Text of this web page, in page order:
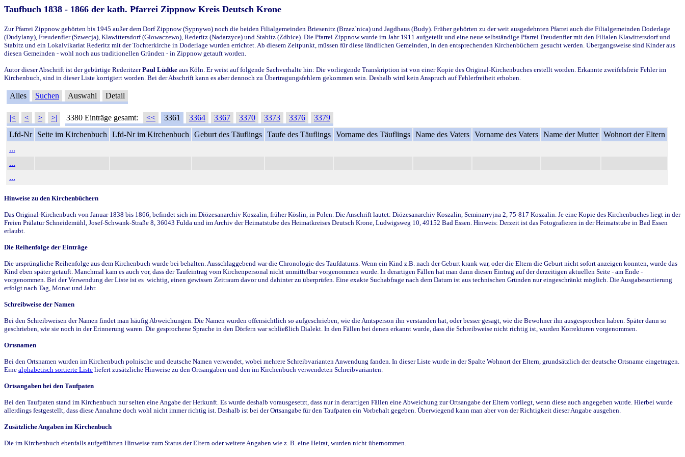
Taufbuch 1838 - 1866 der kath. Pfarrei Zippnow Kreis Deutsch Krone
Zur Pfarrei Zippnow gehörten bis 1945 außer dem Dorf Zippnow (Sypnywo) noch die beiden Filialgemeinden Briesenitz (Brzez`nica) und Jagdhaus (Budy). Früher gehörten zu der weit ausgedehnten Pfarrei auch die Filialgemeinden Doderlage
(Dudylany), Freudenfier (Szwecja), Klawittersdorf (Glowaczewo), Rederitz (Nadarzyce) und Stabitz (Zdbice). Die Pfarrei Zippnow wurde im Jahr 1911 aufgeteilt und eine neue selbständige Pfarrei Freudenfier mit den Filialen Klawittersdorf und
Stabitz und ein Lokalvikariat Rederitz mit der Tochterkirche in Doderlage wurden errichtet. Ab diesem Zeitpunkt, müssen für diese ländlichen Gemeinden, in den entsprechenden Kirchenbüchern gesucht werden. Übergangsweise sind Kinder aus
diesen Gemeinden - wohl noch aus traditionellen Gründen - in Zippnow getauft worden.
Autor dieser Abschrift ist der gebürtige RederitzerPaul Lüdtke aus Köln. Er weist auf folgende Sachverhalte hin: Die vorliegende Transkription ist von einer Kopie des Original-Kirchenbuches erstellt worden. Erkannte zweifelsfreie Fehler im
Kirchenbuch, sind in dieser Liste korrigiert worden. Bei der Abschrift kann es aber dennoch zu Übertragungsfehlern gekommen sein. Deshalb wird kein Anspruch auf Fehlerfreiheit erhoben.
Alles Suchen Auswahl Detail
|< < > >| 3380 Einträge gesamt: << 3361 3364 3367 3370 3373 3376
3379
Lfd-Nr
Seite im Kirchenbuch Lfd-Nr im Kirchenbuch Geburt des Täuflings Taufe des Täuflings Vorname des Täuflings Name des Vaters Vorname des Vaters Name der Mutter Wohnort der Eltern
...
...
...
Hinweise zu den Kirchenbüchern
Das Original-Kirchenbuch von Januar 1838 bis 1866, befindet sich im Diözesanarchiv Koszalin, früher Köslin, in Polen. Die Anschrift lautet: Diözesanarchiv Koszalin, Seminarryjna 2, 75-817 Koszalin. Je eine Kopie des Kirchenbuches liegt in der
Freien Prälatur Schneidemühl, Josef-Schwank-Straße 8, 36043 Fulda und im Archiv der Heimatstube des Heimatkreises Deutsch Krone, Ludwigsweg 10, 49152 Bad Essen. Hinweis: Derzeit ist das Fotografieren in der Heimatstube in Bad Essen
erlaubt.
Die Reihenfolge der Einträge
Die ursprüngliche Reihenfolge aus dem Kirchenbuch wurde bei behalten. Ausschlaggebend war die Chronologie des Taufdatums. Wenn ein Kind z.B. nach der Geburt krank war, oder die Eltern die Geburt nicht sofort anzeigen konnten, wurde das
Kind eben später getauft. Manchmal kam es auch vor, dass der Taufeintrag vom Kirchenpersonal nicht unmittelbar vorgenommen wurde. In derartigen Fällen hat man dann diesen Eintrag auf der derzeitigen aktuellen Seite - am Ende -
vorgenommen. Bei der Verwendung der Liste ist es wichtig, einen gewissen Zeitraum davor und dahinter zu überprüfen. Eine exakte Suchabfrage nach dem Datum ist aus technischen Gründen nur eingeschränkt möglich. Die Ausgabesortierung
erfolgt nach Tag, Monat und Jahr.
Schreibweise der Namen
Bei den Schreibweisen der Namen findet man häufig Abweichungen. Die Namen wurden offensichtlich so aufgeschrieben, wie die Amtsperson ihn verstanden hat, oder besser gesagt, wie die Bewohner ihn ausgesprochen haben. Später dann so
geschrieben, wie sie noch in der Erinnerung waren. Die gesprochene Sprache in den Dörfern war schließlich Dialekt. In den Fällen bei denen erkannt wurde, dass die Schreibweise nicht richtig ist, wurden Korrekturen vorgenommen.
Ortsnamen
Bei den Ortsnamen wurden im Kirchenbuch polnische und deutsche Namen verwendet, wobei mehrere Schreibvarianten Anwendung fanden. In dieser Liste wurde in der Spalte Wohnort der Eltern, grundsätzlich der deutsche Ortsname eingetragen.
Eine alphabetisch sortierte Liste liefert zusätzliche Hinweise zu den Ortsangaben und den im Kirchenbuch verwendeten Schreibvarianten.
Ortsangaben bei den Taufpaten
Bei den Taufpaten stand im Kirchenbuch nur selten eine Angabe der Herkunft. Es wurde deshalb vorausgesetzt, dass nur in derartigen Fällen eine Abweichung zur Ortsangabe der Eltern vorliegt, wenn diese auch angegeben wurde. Hierbei wurde
allerdings festgestellt, dass diese Annahme doch wohl nicht immer richtig ist. Deshalb ist bei der Ortsangabe für den Taufpaten ein Vorbehalt gegeben. Überwiegend kann man aber von der Richtigkeit dieser Angabe ausgehen.
Zusätzliche Angaben im Kirchenbuch
Die im Kirchenbuch ebenfalls aufgeführten Hinweise zum Status der Eltern oder weitere Angaben wie z. B. eine Heirat, wurden nicht übernommen.